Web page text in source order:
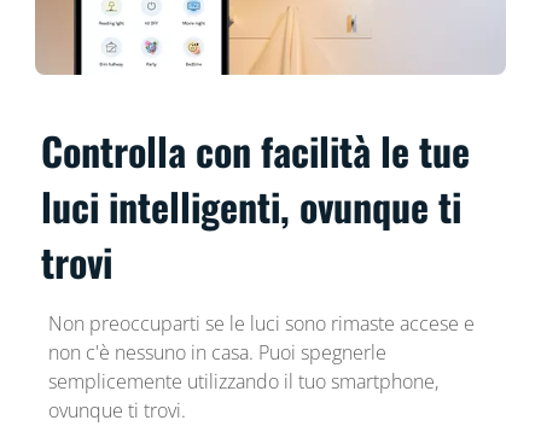
Controlla con facilità le tue
luci intelligenti, ovunque ti
trovi
Non preoccuparti se le luci sono rimaste accese e
non c'è nessuno in casa. Puoi spegnerle
semplicemente utilizzando il tuo smartphone,
ovunque ti trovi.